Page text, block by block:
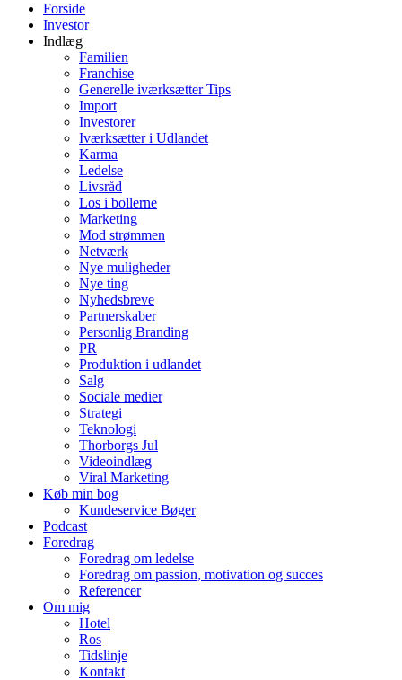
Forside
Investor
Indlæg
Familien
Franchise
Generelle iværksætter Tips
Import
Investorer
Iværksætter i Udlandet
Karma
Ledelse
Livsråd
Los i bollerne
Marketing
Mod strømmen
Netværk
Nye muligheder
Nye ting
Nyhedsbreve
Partnerskaber
Personlig Branding
PR
Produktion i udlandet
Salg
Sociale medier
Strategi
Teknologi
Thorborgs Jul
Videoindlæg
Viral Marketing
Køb min bog
Kundeservice Bøger
Podcast
Foredrag
Foredrag om ledelse
Foredrag om passion, motivation og succes
Referencer
Om mig
Hotel
Ros
Tidslinje
Kontakt